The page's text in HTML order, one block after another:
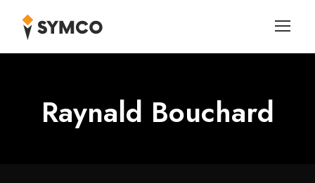
Raynald Bouchard